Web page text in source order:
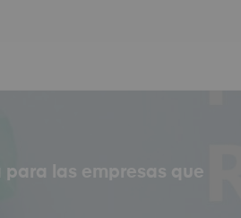
para las empresas que